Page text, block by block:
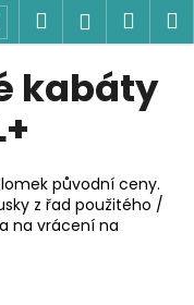
Hledat
kabáty
původní ceny.
z řad použitého /
na vrácení na